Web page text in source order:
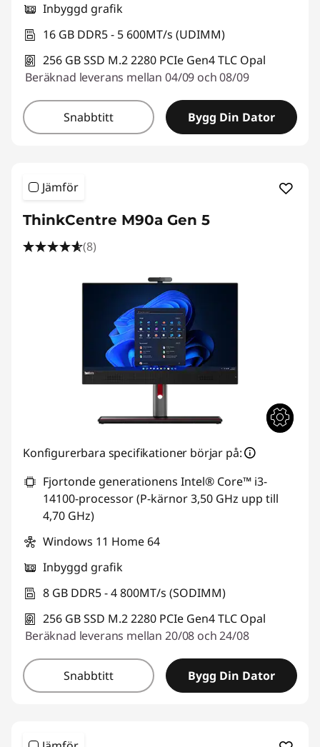
Inbyggd grafik
16 GB DDR5 - 5 600MT/s (UDIMM)
256 GB SSD M.2 2280 PCIe Gen4 TLC Opal
Beräknad leverans mellan 04/09 och 08/09
Snabbtitt Bygg Din Dator
Jämför
ThinkCentre M90a Gen 5
(8)
Konfigurerbara specifikationer börjar på:
Fjortonde generationens Intel® Core™ i3-
14100-processor (P-kärnor 3,50 GHz upp till
4,70 GHz)
Windows 11 Home 64
Inbyggd grafik
8 GB DDR5 - 4 800MT/s (SODIMM)
256 GB SSD M.2 2280 PCIe Gen4 TLC Opal
Beräknad leverans mellan 20/08 och 24/08
Snabbtitt Bygg Din Dator